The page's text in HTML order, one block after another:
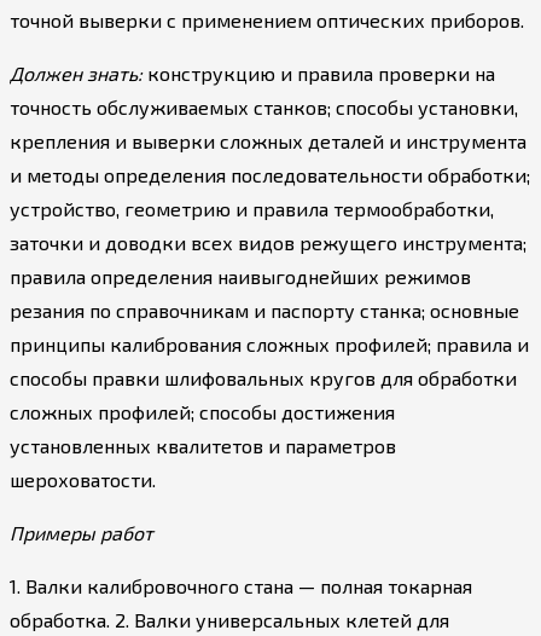
точной выверки с применением оптических приборов.
Должен знать:конструкцию и правила проверки на
точность обслуживаемых станков; способы установки,
крепления и выверки сложных деталей и инструмента
и методы определения последовательности обработки;
устройство, геометрию и правила термообработки,
заточки и доводки всех видов режущего инструмента;
правила определения наивыгоднейших режимов
резания по справочникам и паспорту станка; основные
принципы калибрования сложных профилей; правила и
способы правки шлифовальных кругов для обработки
сложных профилей; способы достижения
установленных квалитетов и параметров
шероховатости.
Примеры работ
1. Валки калибровочного стана — полная токарная
обработка. 2. Валки универсальных клетей для